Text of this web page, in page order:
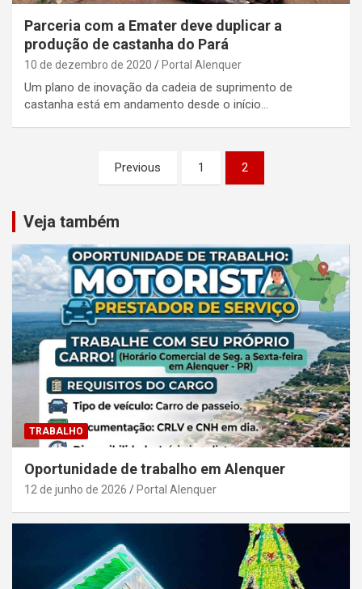
Parceria com a Emater deve duplicar a
produção de castanha do Pará
10 de dezembro de 2020 Portal Alenquer
Um plano de inovação da cadeia de suprimento de
castanha está em andamento desde o início…
posts
Previous 1 2
Veja também
TRABALHO
Oportunidade de trabalho em Alenquer
12 de junho de 2026 Portal Alenquer